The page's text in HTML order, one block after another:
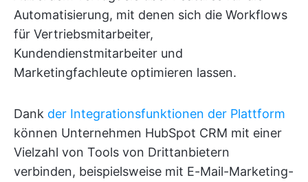
Automatisierung, mit denen sich die Workflows
für Vertriebsmitarbeiter,
Kundendienstmitarbeiter und
Marketingfachleute optimieren lassen.
Dank der Integrationsfunktionen der Plattform
können Unternehmen HubSpot CRM mit einer
Vielzahl von Tools von Drittanbietern
verbinden, beispielsweise mit E-Mail-Marketing-